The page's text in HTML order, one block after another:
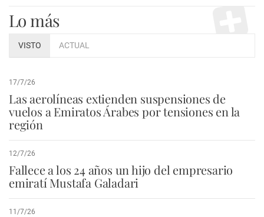
Lo más
VISTO ACTUAL
17/7/26
Las aerolíneas extienden suspensiones de
vuelos a Emiratos Árabes por tensiones en la
región
12/7/26
Fallece a los 24 años un hijo del empresario
emiratí Mustafa Galadari
11/7/26